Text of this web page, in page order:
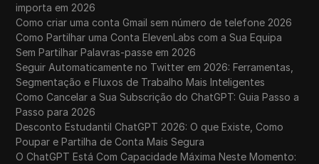
importa em 2026
Como criar uma conta Gmail sem número de telefone 2026
Como Partilhar uma Conta ElevenLabs com a Sua Equipa
Sem Partilhar Palavras-passe em 2026
Seguir Automaticamente no Twitter em 2026: Ferramentas,
Segmentação e Fluxos de Trabalho Mais Inteligentes
Como Cancelar a Sua Subscrição do ChatGPT: Guia Passo a
Passo para 2026
Desconto Estudantil ChatGPT 2026: O que Existe, Como
Poupar e Partilha de Conta Mais Segura
O ChatGPT Está Com Capacidade Máxima Neste Momento: